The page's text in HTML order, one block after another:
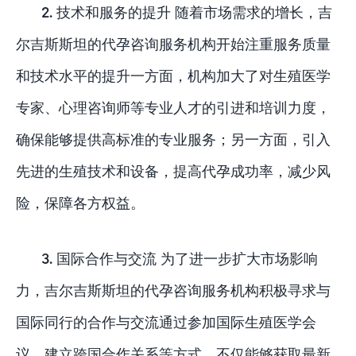
2. 技术和服务的提升 随着市场需求的增长，吉
尔吉斯斯坦的代孕咨询服务机构开始注重服务质量
和技术水平的提升一方面，机构加大了对生殖医学
专家、心理咨询师等专业人才的引进和培训力度，
确保能够提供高标准的专业服务；另一方面，引入
先进的生殖技术和设备，提高代孕成功率，减少风
险，保障各方权益。
3. 国际合作与交流 为了进一步扩大市场影响
力，吉尔吉斯斯坦的代孕咨询服务机构积极寻求与
国际同行的合作与交流通过参加国际生殖医学会